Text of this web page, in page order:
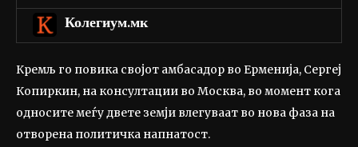
Колегиум.мк
Кремљ го повика својот амбасадор во Ерменија, Сергеј
Копиркин, на консултации во Москва, во момент кога
односите меѓу двете земји влегуваат во нова фаза на
отворена политичка напнатост.